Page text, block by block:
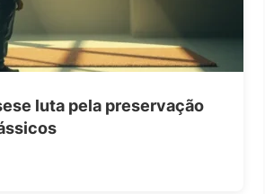
luta pela preservação